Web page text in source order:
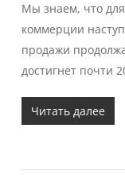
Мы знаем, что
коммерции
продажи
достигнет почти
Читать далее